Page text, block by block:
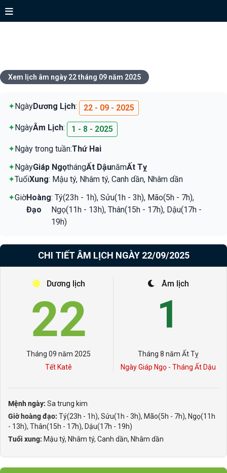
Xem lịch âm ngày 22 tháng 09 năm 2025
✦NgàyDương Lịch: 22 - 09 - 2025
✦NgàyÂm Lịch: 1 - 8 - 2025
✦Ngày trong tuần:Thứ Hai
✦NgàyGiáp NgọthángẤt DậunămẤt Tỵ
✦TuổiXung: Mậu tý, Nhâm tý, Canh dần, Nhâm dần
✦GiờHoàng
Đạo
: Tý(23h - 1h), Sửu(1h - 3h), Mão(5h - 7h),
Ngọ(11h - 13h), Thân(15h - 17h), Dậu(17h -
19h)
CHI TIẾT ÂM LỊCH NGÀY 22/09/2025
Dương lịch
22
Tháng 09 năm 2025
Tết Katê
Âm lịch
1
Tháng 8 năm Ất Tỵ
Ngày Giáp Ngọ - Tháng Ất Dậu
Mệnh ngày: Sa trung kim
Giờ hoàng đạo: Tý(23h - 1h), Sửu(1h - 3h), Mão(5h - 7h), Ngọ(11h
- 13h), Thân(15h - 17h), Dậu(17h - 19h)
Tuổi xung: Mậu tý, Nhâm tý, Canh dần, Nhâm dần